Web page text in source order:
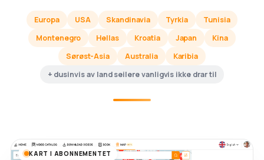
Europa USA Skandinavia Tyrkia
Tunisia
Montenegro
Hellas Kroatia Japan
Kina
Sørøst-Asia
Australia
Karibia
+ dusinvis av land seilere vanligvis ikke drar til
KART I ABONNEMENTET